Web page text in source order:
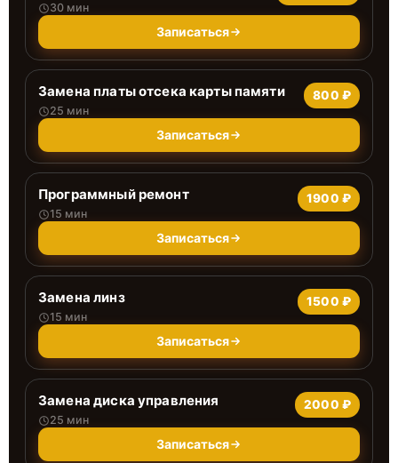
30 мин
Записаться
Замена платы отсека карты памяти
25 мин
800 ₽
Записаться
Программный ремонт
15 мин
1900 ₽
Записаться
Замена линз
15 мин
1500 ₽
Записаться
Замена диска управления
25 мин
2000 ₽
Записаться